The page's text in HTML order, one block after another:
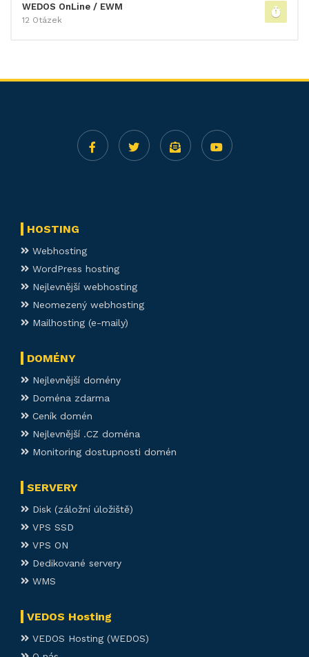
WEDOS OnLine / EWM
12 Otázek
HOSTING
Webhosting
WordPress hosting
Nejlevnější webhosting
Neomezený webhosting
Mailhosting (e-maily)
DOMÉNY
Nejlevnější domény
Doména zdarma
Ceník domén
Nejlevnější .CZ doména
Monitoring dostupnosti domén
SERVERY
Disk (záložní úložiště)
VPS SSD
VPS ON
Dedikované servery
WMS
VEDOS Hosting
VEDOS Hosting (WEDOS)